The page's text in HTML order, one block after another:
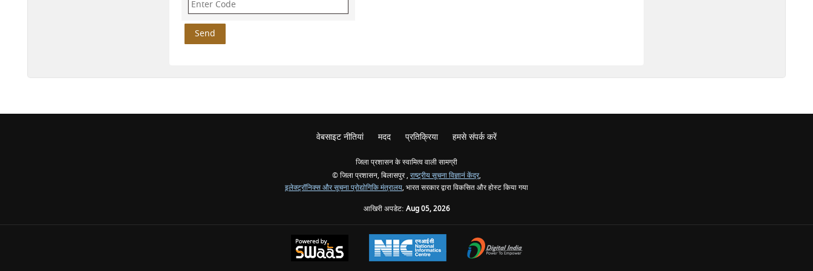
वेबसाइट नीतियां मदद प्रतिक्रिया हमसे संपर्क करें
जिला प्रशासन के स्वामित्व वाली सामग्री
© जिला प्रशासन, बिलासपुर , राष्ट्रीय सूचना विज्ञानं केंद्र,
इलेक्ट्रॉनिक्स और सूचना प्रोद्योगिकि मंत्रालय, भारत सरकार द्वारा विकसित और होस्ट किया गया
आखिरी अपडेट: Aug 05, 2026